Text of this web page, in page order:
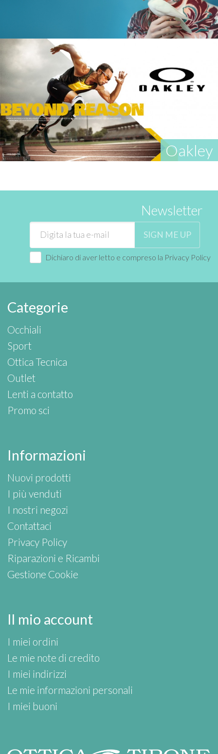
Oakley
Newsletter
SIGN ME UP
Dichiaro di aver letto e compreso la Privacy Policy
Categorie
Occhiali
Sport
Ottica Tecnica
Outlet
Lenti a contatto
Promo sci
Informazioni
Nuovi prodotti
I più venduti
I nostri negozi
Contattaci
Privacy Policy
Riparazioni e Ricambi
Gestione Cookie
Il mio account
I miei ordini
Le mie note di credito
I miei indirizzi
Le mie informazioni personali
I miei buoni